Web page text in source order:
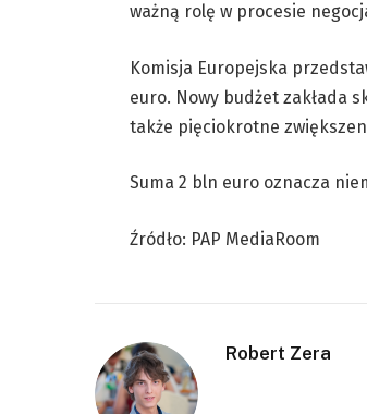
ważną rolę w procesie
Komisja Europejska
euro. Nowy budżet zakłada
także pięciokrotne
Suma 2 bln euro oznacza
Źródło: PAP MediaRoom
Robert Zera